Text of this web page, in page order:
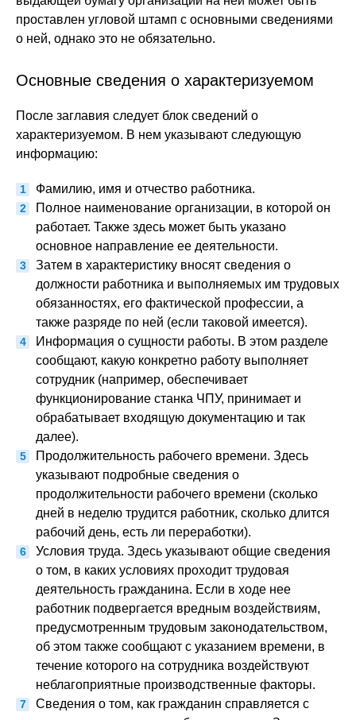
проставлен угловой штамп с основными сведениями
о ней, однако это не обязательно.
Основные сведения о характеризуемом
После заглавия следует блок сведений о
характеризуемом. В нем указывают следующую
информацию:
Фамилию, имя и отчество работника.
Полное наименование организации, в которой он
работает. Также здесь может быть указано
основное направление ее деятельности.
Затем в характеристику вносят сведения о
должности работника и выполняемых им трудовых
обязанностях, его фактической профессии, а
также разряде по ней (если таковой имеется).
Информация о сущности работы. В этом разделе
сообщают, какую конкретно работу выполняет
сотрудник (например, обеспечивает
функционирование станка ЧПУ, принимает и
обрабатывает входящую документацию и так
далее).
Продолжительность рабочего времени. Здесь
указывают подробные сведения о
продолжительности рабочего времени (сколько
дней в неделю трудится работник, сколько длится
рабочий день, есть ли переработки).
Условия труда. Здесь указывают общие сведения
о том, в каких условиях проходит трудовая
деятельность гражданина. Если в ходе нее
работник подвергается вредным воздействиям,
предусмотренным трудовым законодательством,
об этом также сообщают с указанием времени, в
течение которого на сотрудника воздействуют
неблагоприятные производственные факторы.
Сведения о том, как гражданин справляется с